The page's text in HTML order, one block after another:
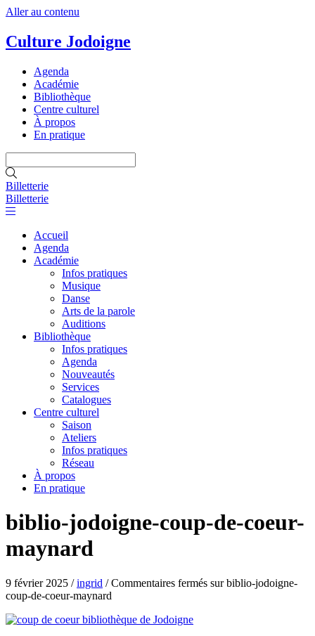
Aller au contenu
Culture Jodoigne
Agenda
Académie
Bibliothèque
Centre culturel
À propos
En pratique
Billetterie
Billetterie
Accueil
Agenda
Académie
Infos pratiques
Musique
Danse
Arts de la parole
Auditions
Bibliothèque
Infos pratiques
Agenda
Nouveautés
Services
Catalogues
Centre culturel
Saison
Ateliers
Infos pratiques
Réseau
À propos
En pratique
biblio-jodoigne-coup-de-coeur-
maynard
9 février 2025 /ingrid /Commentaires fermés sur biblio-jodoigne-
coup-de-coeur-maynard